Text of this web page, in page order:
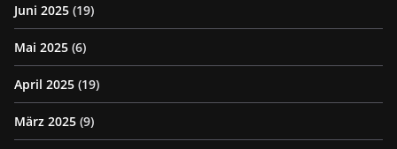
Juni 2025 (19)
Mai 2025 (6)
April 2025 (19)
März 2025 (9)